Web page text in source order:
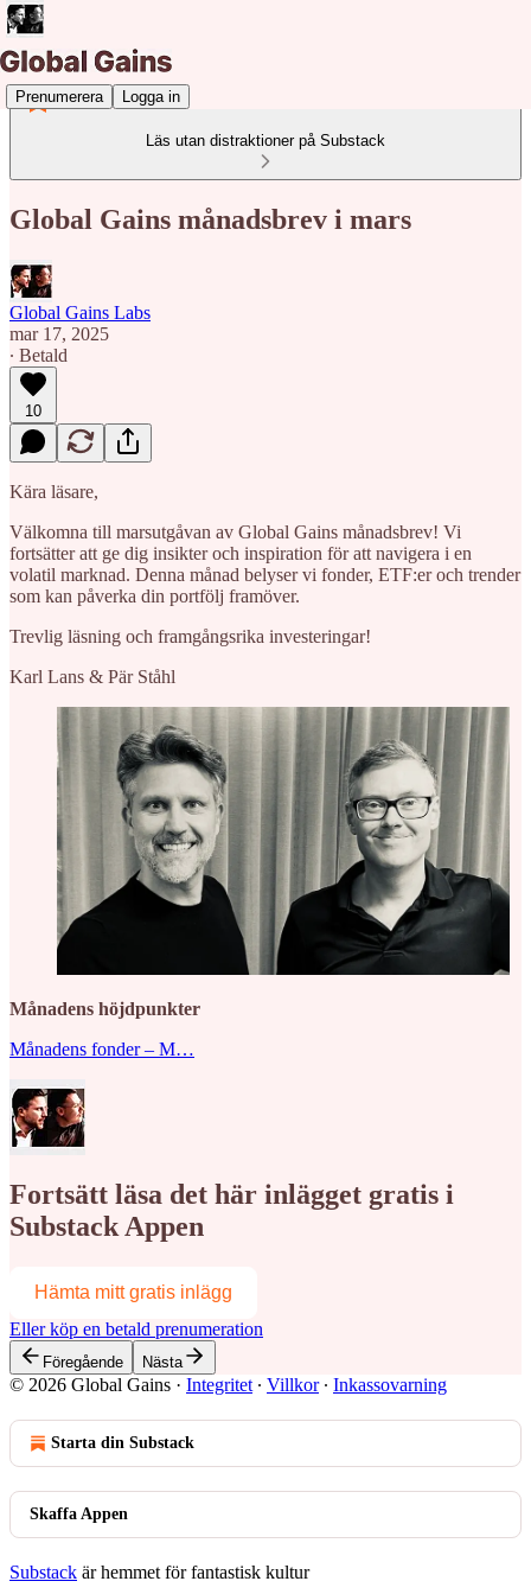
Prenumerera Logga in
Läs utan distraktioner på Substack
Global Gains månadsbrev i mars
Global Gains Labs
mar 17, 2025
∙ Betald
10
Kära läsare,
Välkomna till marsutgåvan av Global Gains månadsbrev! Vi
fortsätter att ge dig insikter och inspiration för att navigera i en
volatil marknad. Denna månad belyser vi fonder, ETF:er och trender
som kan påverka din portfölj framöver.
Trevlig läsning och framgångsrika investeringar!
Karl Lans & Pär Ståhl
Månadens höjdpunkter
Månadens fonder – M…
Fortsätt läsa det här inlägget gratis i
Substack Appen
Hämta mitt gratis inlägg
Eller köp en betald prenumeration
Föregående Nästa
© 2026 Global Gains · Integritet ∙ Villkor∙ Inkassovarning
Starta din Substack
Skaffa Appen
Substack är hemmet för fantastisk kultur